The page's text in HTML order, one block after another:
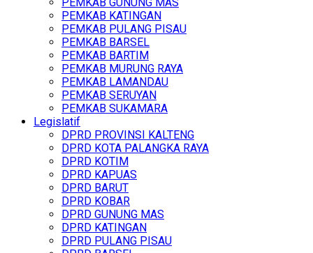
PEMKAB GUNUNG MAS
PEMKAB KATINGAN
PEMKAB PULANG PISAU
PEMKAB BARSEL
PEMKAB BARTIM
PEMKAB MURUNG RAYA
PEMKAB LAMANDAU
PEMKAB SERUYAN
PEMKAB SUKAMARA
Legislatif
DPRD PROVINSI KALTENG
DPRD KOTA PALANGKA RAYA
DPRD KOTIM
DPRD KAPUAS
DPRD BARUT
DPRD KOBAR
DPRD GUNUNG MAS
DPRD KATINGAN
DPRD PULANG PISAU